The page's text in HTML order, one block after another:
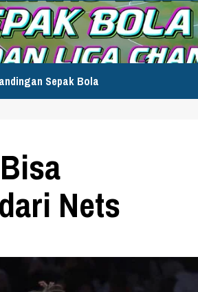
Sepak Bola
Nets